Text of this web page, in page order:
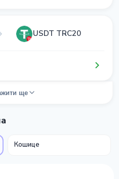
USDT TRC20
ще
Кошице